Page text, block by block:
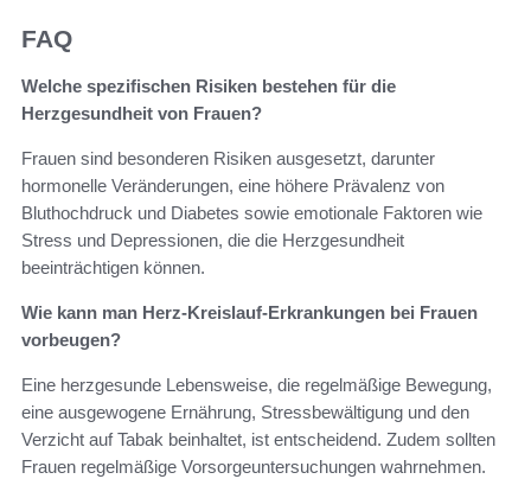
FAQ
Welche spezifischen Risiken bestehen für die
Herzgesundheit von Frauen?
Frauen sind besonderen Risiken ausgesetzt, darunter
hormonelle Veränderungen, eine höhere Prävalenz von
Bluthochdruck und Diabetes sowie emotionale Faktoren wie
Stress und Depressionen, die die Herzgesundheit
beeinträchtigen können.
Wie kann man Herz-Kreislauf-Erkrankungen bei Frauen
vorbeugen?
Eine herzgesunde Lebensweise, die regelmäßige Bewegung,
eine ausgewogene Ernährung, Stressbewältigung und den
Verzicht auf Tabak beinhaltet, ist entscheidend. Zudem sollten
Frauen regelmäßige Vorsorgeuntersuchungen wahrnehmen.